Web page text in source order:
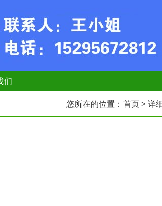
们
您所在的位置： 首页> 详